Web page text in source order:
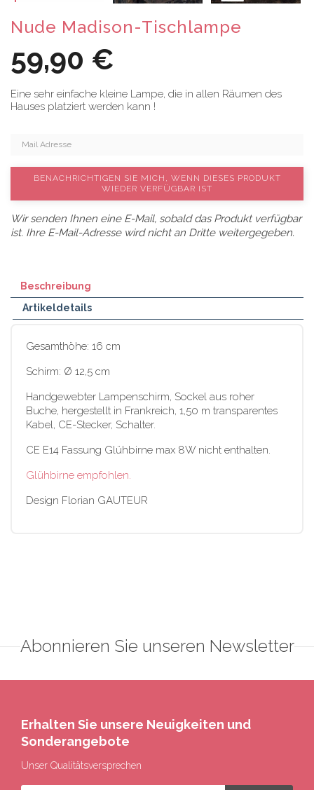
Nude Madison-Tischlampe
59,90 €
Eine sehr einfache kleine Lampe, die in allen Räumen des
Hauses platziert werden kann !
BENACHRICHTIGEN SIE MICH, WENN DIESES PRODUKT
WIEDER VERFÜGBAR IST
Wir senden Ihnen eine E-Mail, sobald das Produkt verfügbar
ist. Ihre E-Mail-Adresse wird nicht an Dritte weitergegeben.
Beschreibung
Artikeldetails
Gesamthöhe: 16 cm
Schirm: Ø 12,5 cm
Handgewebter Lampenschirm, Sockel aus roher
Buche, hergestellt in Frankreich, 1,50 m transparentes
Kabel, CE-Stecker, Schalter.
CE E14 Fassung Glühbirne max 8W nicht enthalten.
Glühbirne empfohlen.
Design Florian GAUTEUR
Abonnieren Sie unseren Newsletter
Erhalten Sie unsere Neuigkeiten und
Sonderangebote
Unser Qualitätsversprechen